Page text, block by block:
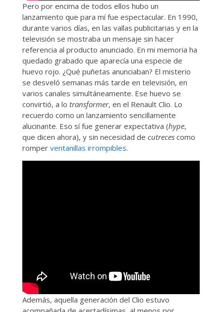
Pero por encima de todos ellos hubo un
lanzamiento que para mí fue espectacular. En 1990,
durante varios días, en las vallas publicitarias y en la
televisión se mostraba un mensaje sin hacer
referencia al producto anunciado. En mi memoria ha
quedado grabado que aparecía una especie de
huevo rojo. ¿Qué puñetas anunciaban? El misterio
se desveló semanas más tarde en televisión, en
varios canales simultáneamente. Ese huevo se
convirtió, a lo transformer, en el Renault Clio. Lo
recuerdo como un lanzamiento sencillamente
alucinante. Eso sí fue generar expectativa (hype,
que dicen ahora), y sin necesidad de cutreces como
romper ventanillas irrompibles.
Además, aquella generación del Clio estuvo